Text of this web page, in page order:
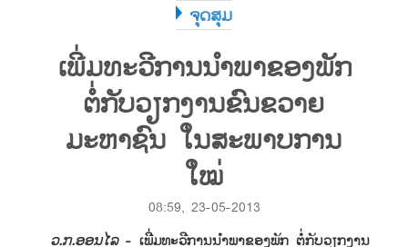
ຈຸດສຸມ
ເພີ່ມທະວີການນຳພາຂອງພັກ
ຕໍ່ກັບວຽກງານຂົນຂວາຍ
ມະຫາຊົນ ໃນສະພາບການ
ໃໝ່
08:59, 23-05-2013
ວ.ກ.ອອນ​ໄລ- ​ເພີ່ມ​ທະວີ​ການ​ນຳພາ​ຂອງ​ພັກ ​ຕໍ່​ກັບ​ວຽກ​ງານ​